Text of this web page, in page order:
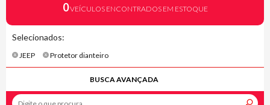
0VEÍCULOS ENCONTRADOS EM ESTOQUE
Selecionados:
JEEP Protetor dianteiro
BUSCA AVANÇADA